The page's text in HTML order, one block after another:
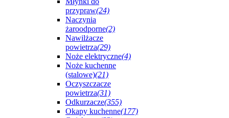
przypraw(24)
Naczynia
żaroodporne(2)
Nawilżacze
powietrza(29)
Noże elektryczne(4)
Noże kuchenne
(stalowe)(21)
Oczyszczacze
powietrza(31)
Odkurzacze(355)
Okapy kuchenne(177)